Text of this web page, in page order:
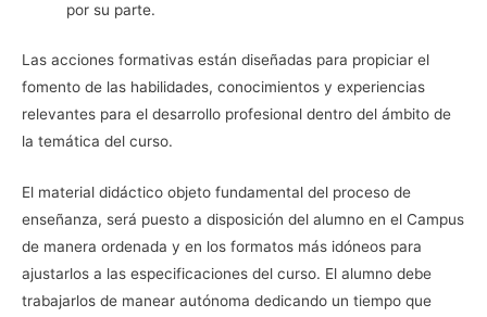
por su parte.
Las acciones formativas están diseñadas para propiciar el
fomento de las habilidades, conocimientos y experiencias
relevantes para el desarrollo profesional dentro del ámbito de
la temática del curso.
El material didáctico objeto fundamental del proceso de
enseñanza, será puesto a disposición del alumno en el Campus
de manera ordenada y en los formatos más idóneos para
ajustarlos a las especificaciones del curso. El alumno debe
trabajarlos de manear autónoma dedicando un tiempo que